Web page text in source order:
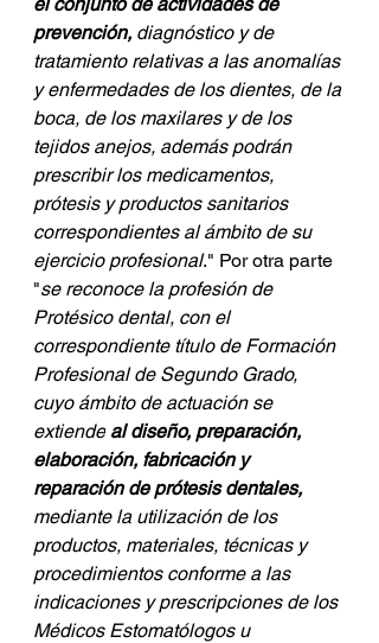
prevención, diagnóstico y de
tratamiento relativas a las anomalías
y enfermedades de los dientes, de la
boca, de los maxilares y de los
tejidos anejos, además podrán
prescribir los medicamentos,
prótesis y productos sanitarios
correspondientes al ámbito de su
ejercicio profesional." Por otra parte
"se reconoce la profesión de
Protésico dental, con el
correspondiente título de Formación
Profesional de Segundo Grado,
cuyo ámbito de actuación se
extiende al diseño, preparación,
elaboración, fabricación y
reparación de prótesis dentales,
mediante la utilización de los
productos, materiales, técnicas y
procedimientos conforme a las
indicaciones y prescripciones de los
Médicos Estomatólogos u